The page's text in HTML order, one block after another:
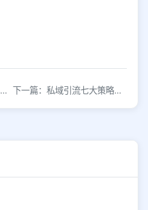
上一篇：私域流量运营工具，实现引流闭环管理 下一篇：私域引流七大策略与实用工具推荐